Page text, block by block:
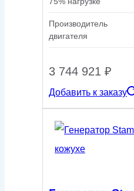
Производитель
двигателя
3 744 921 ₽
Добавить к заказу